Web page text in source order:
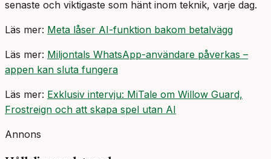
senaste och viktigaste som hänt inom teknik, varje dag.
Läs mer: Meta låser AI-funktion bakom betalvägg
Läs mer: Miljontals WhatsApp-användare påverkas –
appen kan sluta fungera
Läs mer: Exklusiv intervju: MiTale om Willow Guard,
Frostreign och att skapa spel utan AI
Annons